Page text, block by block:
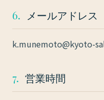
6. メールアドレス
k.munemoto@kyoto-
7. 営業時間